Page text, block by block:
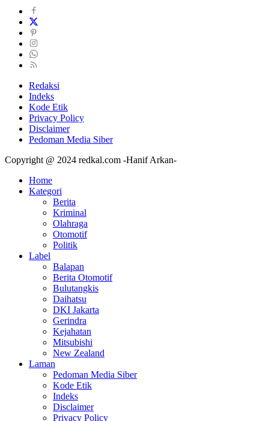
Redaksi
Indeks
Kode Etik
Privacy Policy
Disclaimer
Pedoman Media Siber
Copyright @ 2024 redkal.com -Hanif Arkan-
Home
Kategori
Berita
Kriminal
Olahraga
Otomotif
Politik
Label
Balapan
Berita Otomotif
Bulutangkis
Daihatsu
DKI Jakarta
Gerindra
Kejahatan
Mitsubishi
New Zealand
Laman
Pedoman Media Siber
Kode Etik
Indeks
Disclaimer
Privacy Policy